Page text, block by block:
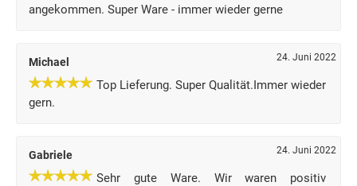
angekommen. Super Ware - immer wieder gerne
Michael 24. Juni 2022
Top Lieferung. Super Qualität.Immer wieder
gern.
Gabriele 24. Juni 2022
Sehr gute Ware. Wir waren positiv